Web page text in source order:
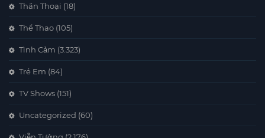
Thần Thoại (18)
Thể Thao (105)
Tình Cảm (3.323)
Trẻ Em (84)
TV Shows (151)
Uncategorized (60)